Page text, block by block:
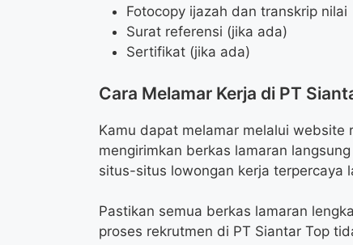
Fotocopy ijazah dan transkrip nilai
Surat referensi (jika ada)
Sertifikat (jika ada)
Cara Melamar Kerja di PT
Kamu dapat melamar melalui website
mengirimkan berkas lamaran
situs-situs lowongan kerja terpercaya
Pastikan semua berkas lamaran
proses rekrutmen di PT Siantar Top